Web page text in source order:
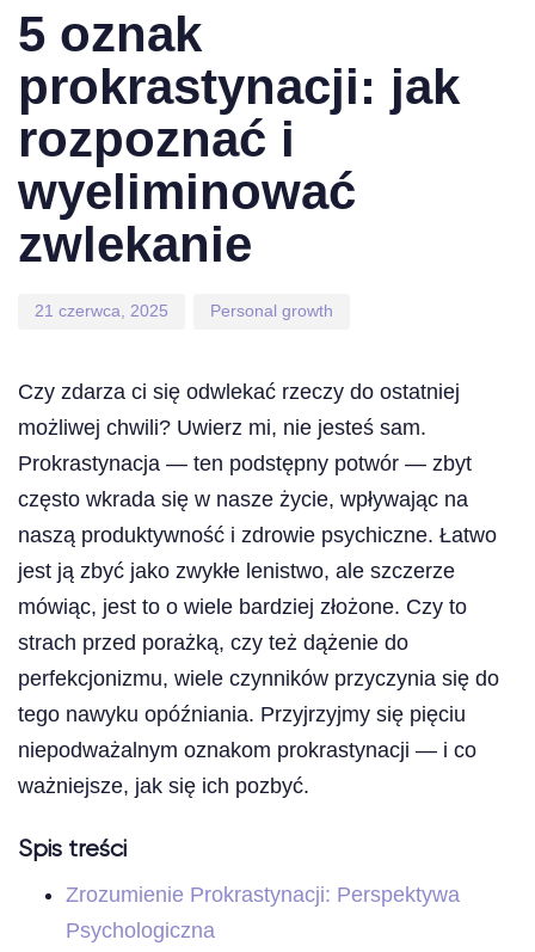
5 oznak
prokrastynacji: jak
rozpoznać i
wyeliminować
zwlekanie
on:
21 czerwca, 2025 Personal growth
Czy zdarza ci się odwlekać rzeczy do ostatniej
możliwej chwili? Uwierz mi, nie jesteś sam.
Prokrastynacja — ten podstępny potwór — zbyt
często wkrada się w nasze życie, wpływając na
naszą produktywność i zdrowie psychiczne. Łatwo
jest ją zbyć jako zwykłe lenistwo, ale szczerze
mówiąc, jest to o wiele bardziej złożone. Czy to
strach przed porażką, czy też dążenie do
perfekcjonizmu, wiele czynników przyczynia się do
tego nawyku opóźniania. Przyjrzyjmy się pięciu
niepodważalnym oznakom prokrastynacji — i co
ważniejsze, jak się ich pozbyć.
Spis treści
Zrozumienie Prokrastynacji: Perspektywa
Psychologiczna